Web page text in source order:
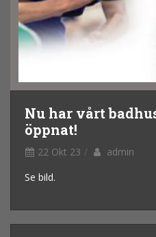
Nu har vårt
öppnat!
22 Okt 23
admin
Se bild.